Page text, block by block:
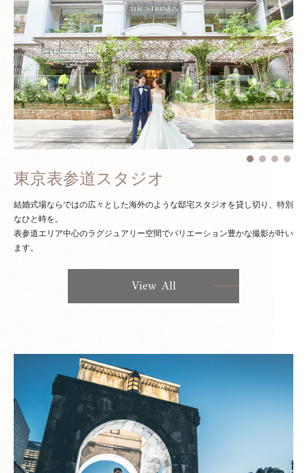
東京表参道スタジオ
結婚式場ならではの広々とした海外のような邸宅スタジオを貸し切り、特別
なひと時を。
表参道エリア中心のラグジュアリー空間でバリエーション豊かな撮影が叶い
ます。
View All